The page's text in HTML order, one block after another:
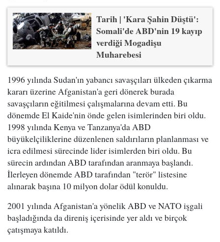
Tarih | 'Kara Şahin Düştü':
Somali'de ABD'nin 19 kayıp
verdiği Mogadişu
Muharebesi
1996 yılında Sudan'ın yabancı savaşçıları ülkeden çıkarma
kararı üzerine Afganistan'a geri dönerek burada
savaşçıların eğitilmesi çalışmalarına devam etti. Bu
dönemde El Kaide'nin önde gelen isimlerinden biri oldu.
1998 yılında Kenya ve Tanzanya'da ABD
büyükelçiliklerine düzenlenen saldırıların planlanması ve
icra edilmesi sürecinde lider isimlerden biri oldu. Bu
sürecin ardından ABD tarafından aranmaya başlandı.
İlerleyen dönemde ABD tarafından "terör" listesine
alınarak başına 10 milyon dolar ödül konuldu.
2001 yılında Afganistan'a yönelik ABD ve NATO işgali
başladığında da direniş içerisinde yer aldı ve birçok
çatışmaya katıldı.